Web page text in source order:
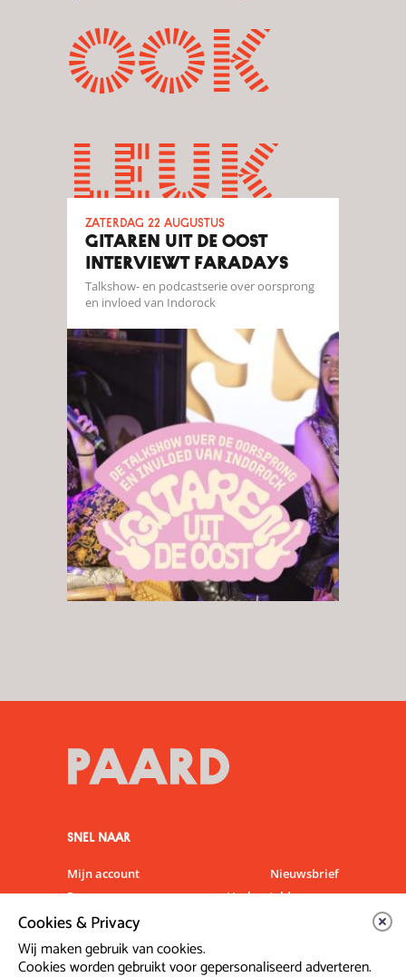
ook
leuk
zaterdag 22 augustus
GITAREN UIT DE OOST
INTERVIEWT FARADAYS
Talkshow- en podcastserie over oorsprong
en invloed van Indorock
SNEL NAAR
Mijn account
Nieuwsbrief
Programma
Veelgestelde vragen
Partners & Sponsoren
Artiesten info
Cookies & Privacy
Wij maken gebruik van cookies.
Cookies worden gebruikt voor gepersonaliseerd adverteren.